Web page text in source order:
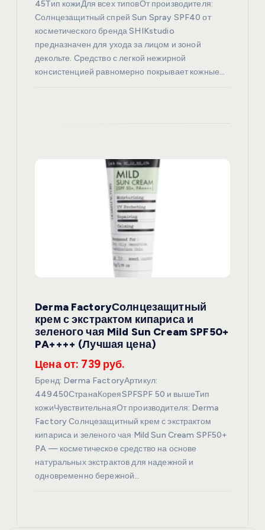
45Тип кожиДля всех типовОт производителя:
Солнцезащитный спрей Sun Spray SPF40 от
косметического бренда SHIKstudio
предназначен для ухода за лицом и зоной
декольте. Средство с легкой нежирной
консистенцией равномерно покрывает кожные…
Derma FactoryСолнцезащитный
крем с экстрактом кипариса и
зеленого чая Mild Sun Cream SPF50+
PA++++ (Лучшая цена)
Цена от: 739 руб.
Бренд: Derma FactoryАртикул:
449450СтранаКореяSPFSPF 50 и вышеТип
кожиЧувствительнаяОт производителя: Derma
Factory Солнцезащитный крем с экстрактом
кипариса и зеленого чая Mild Sun Cream SPF50+
PA — косметическое средство на основе
натуральных экстрактов для надежной и
одновременно бережной…